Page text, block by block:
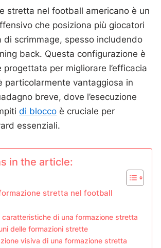
stretta nel football americano è un
che posiziona più giocatori
di scrimmage, spesso includendo
back. Questa configurazione è
per migliorare l’efficacia
particolarmente vantaggiosa in
breve, dove l’esecuzione
di blocco è cruciale per
essenziali.
in the article:
formazione stretta nel football
caratteristiche di una formazione stretta
delle formazioni strette
visiva di una formazione stretta